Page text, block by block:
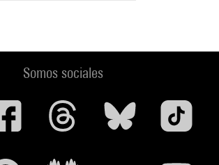
Somos sociales